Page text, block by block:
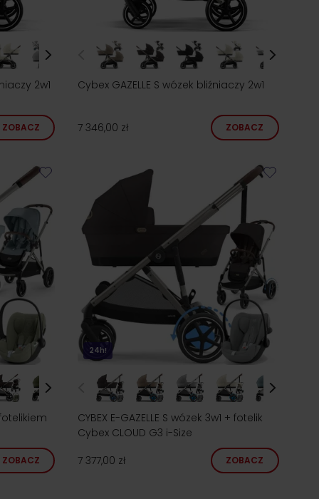
2w1
ZOBACZ
Cybex GAZELLE S wózek bliźniaczy 2w1
7 346,00 zł ZOBACZ
fotelikiem
ZOBACZ
24h!
CYBEX E-GAZELLE S wózek 3w1 + fotelik
Cybex CLOUD G3 i-Size
7 377,00 zł
ZOBACZ